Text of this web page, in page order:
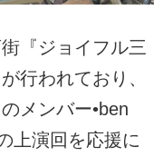
『ジョイフル三
行われており、
メンバー•ben
上演回を応援に